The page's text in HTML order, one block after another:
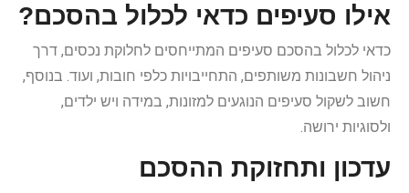
אילו סעיפים כדאי לכלול בהסכם?
כדאי לכלול בהסכם סעיפים המתייחסים לחלוקת נכסים, דרך
ניהול חשבונות משותפים, התחייבויות כלפי חובות, ועוד. בנוסף,
חשוב לשקול סעיפים הנוגעים למזונות, במידה ויש ילדים,
ולסוגיות ירושה.
עדכון ותחזוקת ההסכם